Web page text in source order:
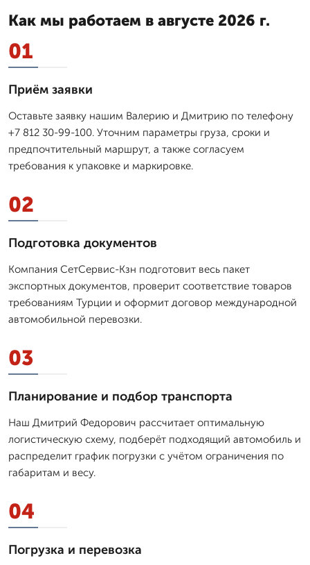
Как мы работаем в августе 2026 г.
01
Приём заявки
Оставьте заявку нашим Валерию и Дмитрию по телефону
+7 812 30-99-100. Уточним параметры груза, сроки и
предпочтительный маршрут, а также согласуем
требования к упаковке и маркировке.
02
Подготовка документов
Компания СетСервис-Кзн подготовит весь пакет
экспортных документов, проверит соответствие товаров
требованиям Турции и оформит договор международной
автомобильной перевозки.
03
Планирование и подбор транспорта
Наш Дмитpий Федорович рассчитает оптимальную
логистическую схему, подберёт подходящий автомобиль и
распределит график погрузки с учётом ограничения по
габаритам и весу.
04
Погрузка и перевозка